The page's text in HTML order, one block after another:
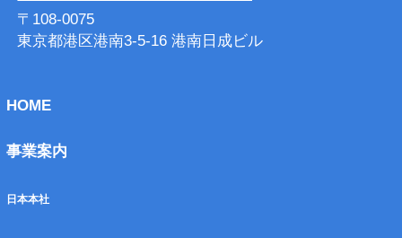
〒108-0075
東京都港区港南3-5-16 港南⽇成ビル
HOME
事業案内
日本本社